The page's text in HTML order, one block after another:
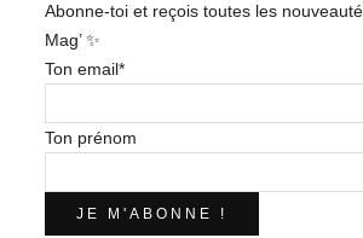
Abonne-toi et reçois toutes les
Mag’ ✨
Ton email*
Ton prénom